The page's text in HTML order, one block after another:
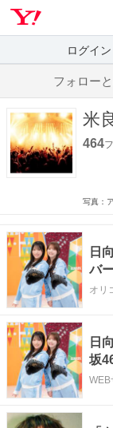
ログイン
フォロー
米
464
写真：
日
バ
【
オリ
日
坂
莉”
WEB